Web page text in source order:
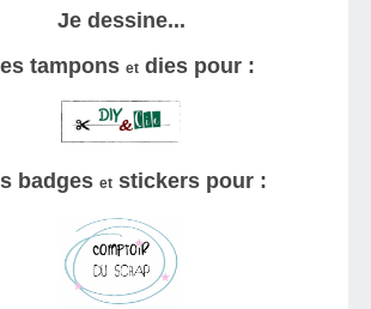
Je dessine...
tampons et dies pour :
badges et stickers pour :